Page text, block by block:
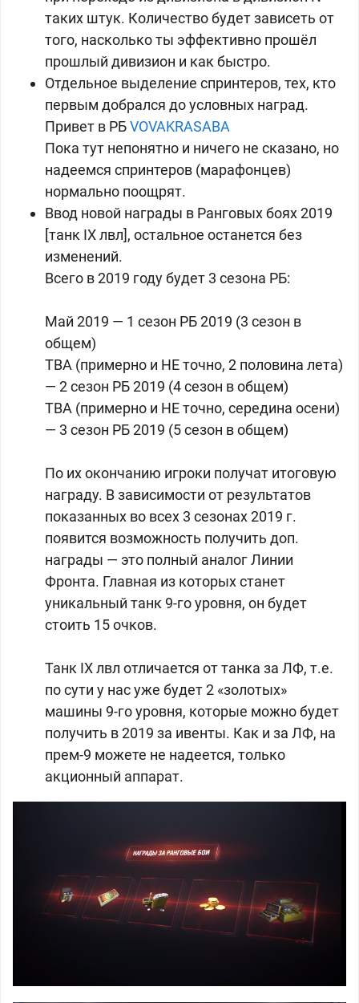
таких штук. Количество будет зависеть от
того, насколько ты эффективно прошёл
прошлый дивизион и как быстро.
Отдельное выделение спринтеров, тех, кто
первым добрался до условных наград.
Привет в РБVOVAKRASABA
Пока тут непонятно и ничего не сказано, но
надеемся спринтеров (марафонцев)
нормально поощрят.
Ввод новой награды в Ранговых боях 2019
[танк IX лвл], остальное останется без
изменений.
Всего в 2019 году будет 3 сезона РБ:
Май 2019 — 1 сезон РБ 2019 (3 сезон в
общем)
TBA (примерно и НЕ точно, 2 половина лета)
— 2 сезон РБ 2019 (4 сезон в общем)
TBA (примерно и НЕ точно, середина осени)
— 3 сезон РБ 2019 (5 сезон в общем)
По их окончанию игроки получат итоговую
награду. В зависимости от результатов
показанных во всех 3 сезонах 2019 г.
появится возможность получить доп.
награды — это полный аналог Линии
Фронта. Главная из которых станет
уникальный танк 9-го уровня, он будет
стоить 15 очков.
Танк IX лвл отличается от танка за ЛФ, т.е.
по сути у нас уже будет 2 «золотых»
машины 9-го уровня, которые можно будет
получить в 2019 за ивенты. Как и за ЛФ, на
прем-9 можете не надеется, только
акционный аппарат.